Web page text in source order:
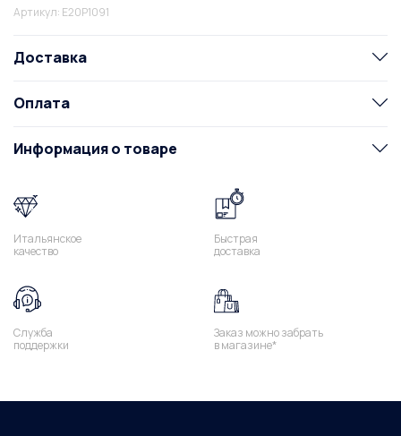
Артикул: E20P1091
Доставка
Оплата
Информация о товаре
Итальянское
качество
Быстрая
доставка
Служба
поддержки
Заказ можно забрать
в магазине*